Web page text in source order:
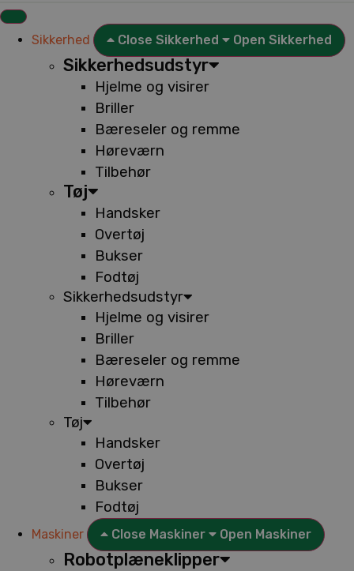
Sikkerhed Close Sikkerhed Open Sikkerhed
Sikkerhedsudstyr
Hjelme og visirer
Briller
Bæreseler og remme
Høreværn
Tilbehør
Tøj
Handsker
Overtøj
Bukser
Fodtøj
Sikkerhedsudstyr
Hjelme og visirer
Briller
Bæreseler og remme
Høreværn
Tilbehør
Tøj
Handsker
Overtøj
Bukser
Fodtøj
Maskiner Close Maskiner Open Maskiner
Robotplæneklipper